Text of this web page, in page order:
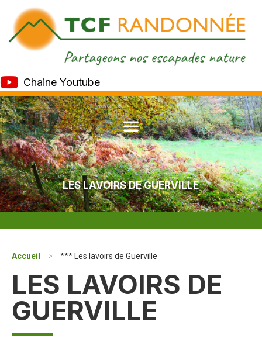
Chaine Youtube
LES LAVOIRS DE GUERVILLE
Accueil > *** Les lavoirs de Guerville
LES LAVOIRS DE
GUERVILLE